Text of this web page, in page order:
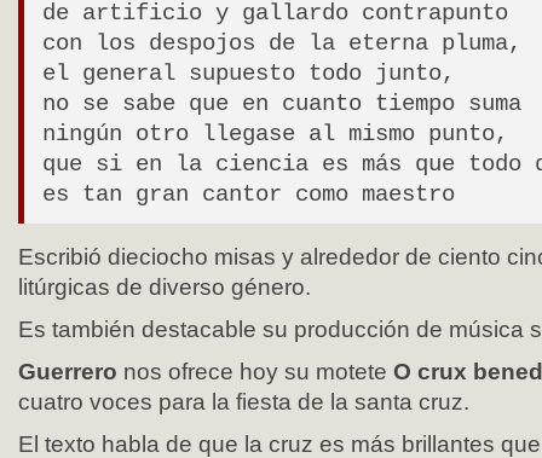
de artificio y gallardo contrapunto
con los despojos de la eterna pluma,
el general supuesto todo junto,
no se sabe que en cuanto tiempo suma
ningún otro llegase al mismo punto,
que si en la ciencia es más que todo
es tan gran cantor como maestro
Escribió dieciocho misas y alrededor de ciento
litúrgicas de diverso género.
Es también destacable su producción de música
Guerrero nos ofrece hoy su motete O crux
cuatro voces para la fiesta de la santa cruz.
El texto habla de que la cruz es más brillantes